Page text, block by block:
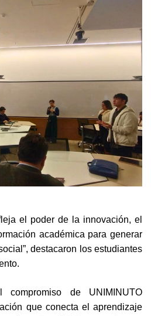
el poder de la innovación, el
académica para generar
destacaron los estudiantes
de UNIMINUTO
que conecta el aprendizaje